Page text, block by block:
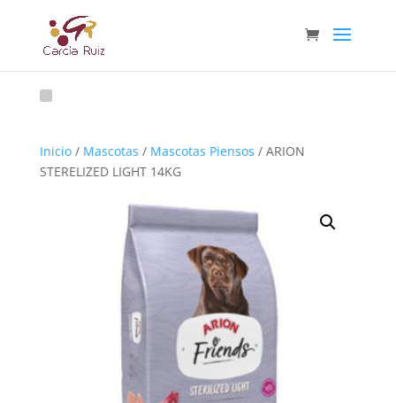
Inicio/ Mascotas / Mascotas Piensos / ARION
STERELIZED LIGHT 14KG